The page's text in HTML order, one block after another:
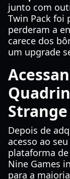
junto com
Twin Pack foi
perderam a
carece dos
um upgrade
Depois de
acesso ao
plataforma de
Nine Games
para a